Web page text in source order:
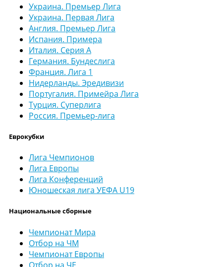
Украина. Премьер Лига
Украина. Первая Лига
Англия. Премьер Лига
Испания. Примера
Италия. Серия А
Германия. Бундеслига
Франция. Лига 1
Нидерланды. Эредивизи
Португалия. Примейра Лига
Турция. Суперлига
Россия. Премьер-лига
Еврокубки
Лига Чемпионов
Лига Европы
Лига Конференций
Юношеская лига УЕФА U19
Национальные сборные
Чемпионат Мира
Отбор на ЧМ
Чемпионат Европы